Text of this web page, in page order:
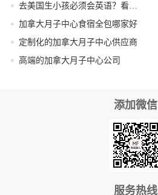
加拿大月子中心食宿全包哪家好
定制化的加拿大月子中心供应商
高端的加拿大月子中心公司
添加微信
服务热线